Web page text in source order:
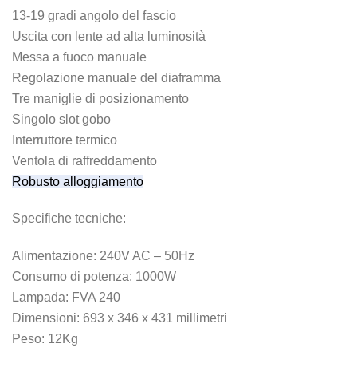
13-19 gradi angolo del fascio
Uscita con lente ad alta luminosità
Messa a fuoco manuale
Regolazione manuale del diaframma
Tre maniglie di posizionamento
Singolo slot gobo
Interruttore termico
Ventola di raffreddamento
Robusto alloggiamento
Specifiche tecniche:
Alimentazione: 240V AC – 50Hz
Consumo di potenza: 1000W
Lampada: FVA 240
Dimensioni: 693 x 346 x 431 millimetri
Peso: 12Kg